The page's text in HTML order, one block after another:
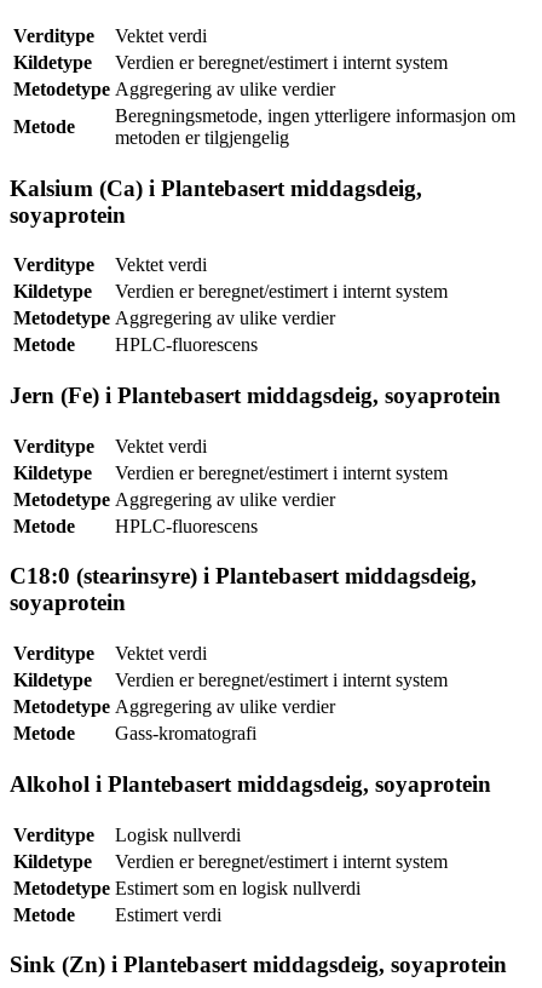
Verditype
Vektet verdi
Kildetype
Verdien er beregnet/estimert i internt system
Metodetype Aggregering av ulike verdier
Metode
Beregningsmetode, ingen ytterligere informasjon om
metoden er tilgjengelig
Kalsium (Ca) i Plantebasert middagsdeig,
soyaprotein
Verditype
Vektet verdi
Kildetype
Verdien er beregnet/estimert i internt system
Metodetype Aggregering av ulike verdier
Metode
HPLC-fluorescens
Jern (Fe) i Plantebasert middagsdeig, soyaprotein
Verditype
Vektet verdi
Kildetype
Verdien er beregnet/estimert i internt system
Metodetype Aggregering av ulike verdier
Metode
HPLC-fluorescens
C18:0 (stearinsyre) i Plantebasert middagsdeig,
soyaprotein
Verditype
Vektet verdi
Kildetype
Verdien er beregnet/estimert i internt system
Metodetype Aggregering av ulike verdier
Metode
Gass-kromatografi
Alkohol i Plantebasert middagsdeig, soyaprotein
Verditype
Logisk nullverdi
Kildetype
Verdien er beregnet/estimert i internt system
Metodetype Estimert som en logisk nullverdi
Metode
Estimert verdi
Sink (Zn) i Plantebasert middagsdeig, soyaprotein